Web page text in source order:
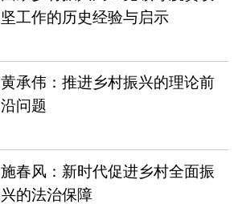
坚工作的历史经验与启示
黄承伟：推进乡村振兴的理论前
沿问题
施春风：新时代促进乡村全面振
兴的法治保障